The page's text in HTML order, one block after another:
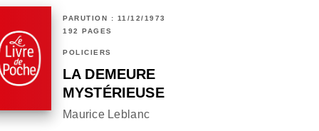
PARUTION : 11/12/1973
192 PAGES
POLICIERS
LA DEMEURE
MYSTÉRIEUSE
Maurice Leblanc